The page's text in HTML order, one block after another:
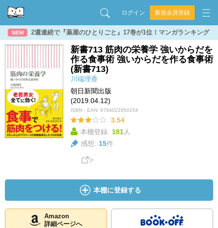
ログイン 新規会員登録
NEW 2週連続で『薬屋のひとりごと』17巻が1位！マンガランキング
新書713 筋肉の栄養学 強いからだを
作る食事術 強いからだを作る食事術
(新書713)
川端理香
朝日新聞出版
(2019.04.12)
ISBN・EAN: 9784022950154
3.54
本棚登録: 181人
感想: 15件
本棚に登録する
Amazon
詳細ページへ